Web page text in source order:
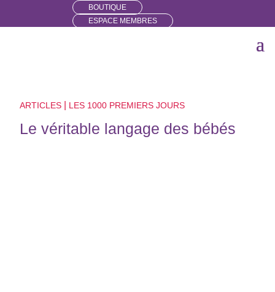
BOUTIQUE
ESPACE MEMBRES
ARTICLES LES 1000 PREMIERS JOURS
Le véritable langage des bébés